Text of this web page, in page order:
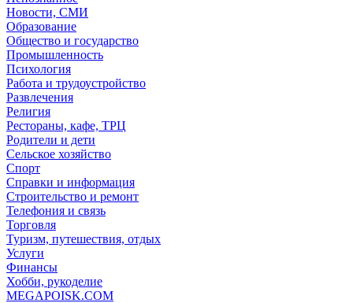
Новости, СМИ
Образование
Общество и государство
Промышленность
Психология
Работа и трудоустройство
Развлечения
Религия
Рестораны, кафе, ТРЦ
Родители и дети
Сельское хозяйство
Спорт
Справки и информация
Строительство и ремонт
Телефония и связь
Торговля
Туризм, путешествия, отдых
Услуги
Финансы
Хобби, рукоделие
MEGAPOISK.COM